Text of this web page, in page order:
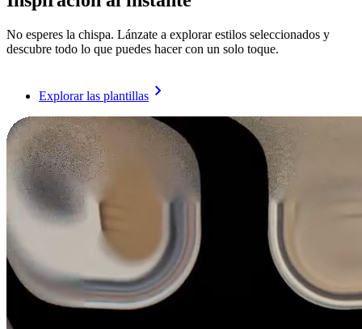
No esperes la chispa. Lánzate a explorar estilos seleccionados y
descubre todo lo que puedes hacer con un solo toque.
Explorar las plantillas